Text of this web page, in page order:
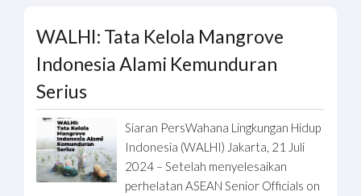
WALHI: Tata Kelola Mangrove
Indonesia Alami Kemunduran
Serius
Siaran PersWahana Lingkungan Hidup
Indonesia (WALHI) Jakarta, 21 Juli
2024 – Setelah menyelesaikan
perhelatan ASEAN Senior Officials on